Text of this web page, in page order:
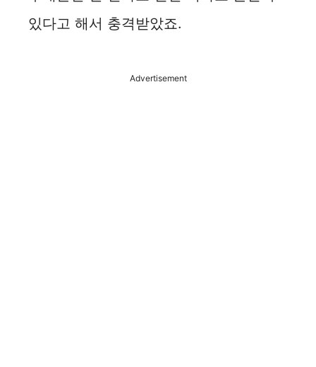
있다고 해서 충격받았죠.
Advertisement